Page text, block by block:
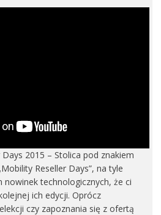
2015 – Stolica pod znakiem
Reseller Days”, na tyle
nowinek technologicznych, że ci
ich edycji. Oprócz
czy zapoznania się z ofertą